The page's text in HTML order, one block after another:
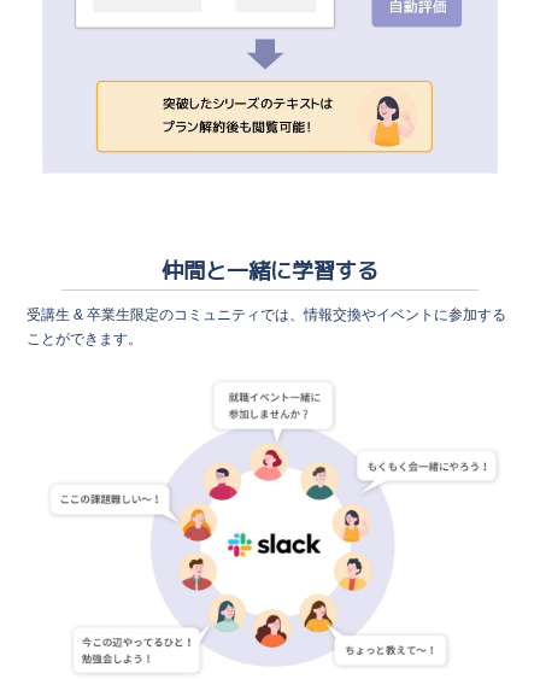
仲間と一緒に学習する
受講生 & 卒業生限定のコミュニティでは、情報交換やイベントに参加する
ことができます。